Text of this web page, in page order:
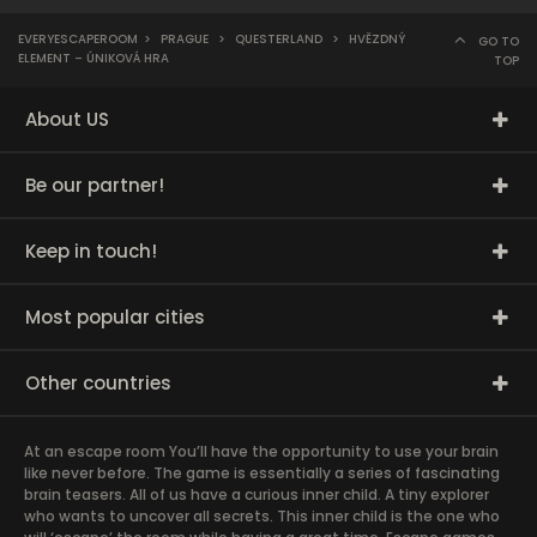
EVERYESCAPEROOM > PRAGUE > QUESTERLAND >
HVĚZDNÝ
ELEMENT – ÚNIKOVÁ HRA
GO TO
TOP
About US
Be our partner!
Keep in touch!
Most popular cities
Other countries
At an escape room You’ll have the opportunity to use your brain
like never before. The game is essentially a series of fascinating
brain teasers. All of us have a curious inner child. A tiny explorer
who wants to uncover all secrets. This inner child is the one who